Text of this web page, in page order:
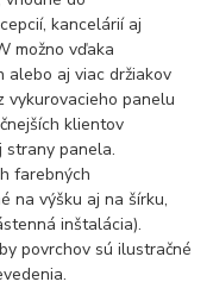
kancelárií aj
možno vďaka
aj viac držiakov
vykurovacieho panelu
klientov
strany panela.
farebných
na výšku aj na šírku,
inštalácia).
povrchov sú ilustračné